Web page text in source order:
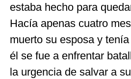
estaba hecho para
Hacía apenas cuatro
muerto su esposa y
él se fue a enfrentar
la urgencia de salvar a